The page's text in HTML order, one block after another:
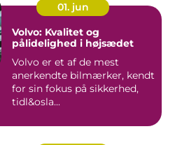
01. jun
Volvo: Kvalitet og
pålidelighed i højsædet
Volvo er et af de mest
anerkendte bilmærker, kendt
for sin fokus på sikkerhed,
tidl&osla...